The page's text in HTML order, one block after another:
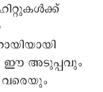
ഈ അടുപ്പവും